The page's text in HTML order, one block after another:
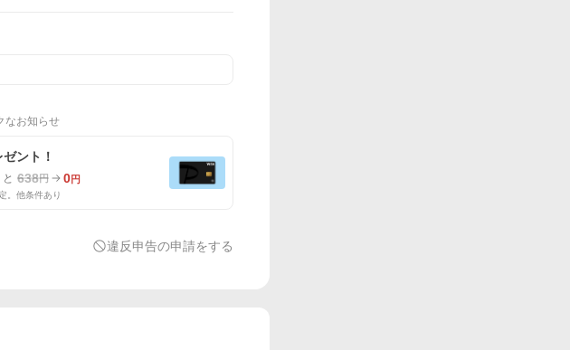
なお知らせ
ント！
638円 0円
。他条件あり
違反申告の申請をする